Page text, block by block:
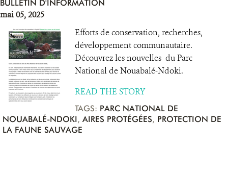
BULLETIN D'INFORMATION
mai 05, 2025
Efforts de conservation, recherches,
développement communautaire.
Découvrez les nouvelles du Parc
National de Nouabalé-Ndoki.
READ THE STORY
TAGS: PARC NATIONAL DE
NOUABALÉ-NDOKI, AIRES PROTÉGÉES, PROTECTION DE
LA FAUNE SAUVAGE